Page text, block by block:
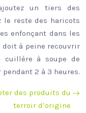
un tiers des
le reste des haricots
enfonçant dans les
doit à peine recouvrir
cuillère à soupe de
2 à 3 heures.
des produits du
terroir d’origine